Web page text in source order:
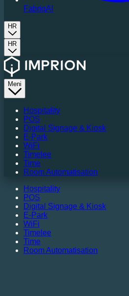
FabriqAI
HR
HR
Meni
Hospitality
POS
Digital Signage & Kiosk
E-Park
WiFi
Timelee
Time
Room Automatisation
Hospitality
POS
Digital Signage & Kiosk
E-Park
WiFi
Timelee
Time
Room Automatisation